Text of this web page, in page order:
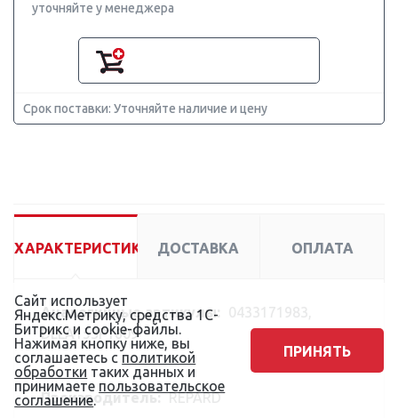
уточняйте у менеджера
Срок поставки: Уточняйте наличие и цену
ХАРАКТЕРИСТИКИ ДОСТАВКА ОПЛАТА
Аналогичные артикулы:
0433171983,
DLLA153P1609
Производитель: REPARD
Сайт использует
Яндекс.Метрику, средства 1С-
Битрикс и cookie-файлы.
Нажимая кнопку ниже, вы
соглашаетесь с политикой
обработки таких данных и
принимаете пользовательское
соглашение.
ПРИНЯТЬ